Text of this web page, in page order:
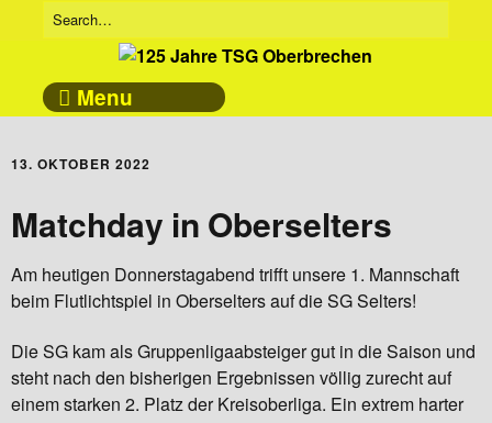
Menu
13. OKTOBER 2022
Matchday in Oberselters
Am heutigen Donnerstagabend trifft unsere 1. Mannschaft
beim Flutlichtspiel in Oberselters auf die SG Selters!
Die SG kam als Gruppenligaabsteiger gut in die Saison und
steht nach den bisherigen Ergebnissen völlig zurecht auf
einem starken 2. Platz der Kreisoberliga. Ein extrem harter